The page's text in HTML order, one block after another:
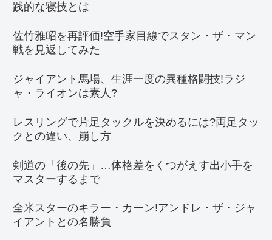
践的な寝技とは
佐竹雅昭を再評価!空手家目線でスタン・ザ・マン
戦を見返してみた
ジャイアント馬場、生涯一度の異種格闘技!ラジ
ャ・ライオンは素人?
レスリングで片足タックルを決めるには?両足タッ
クとの違い、崩し方
剣道の「後の先」…体格差をくつがえす出小手を
マスターするまで
全米スターのキラー・カーン!アンドレ・ザ・ジャ
イアントとの名勝負